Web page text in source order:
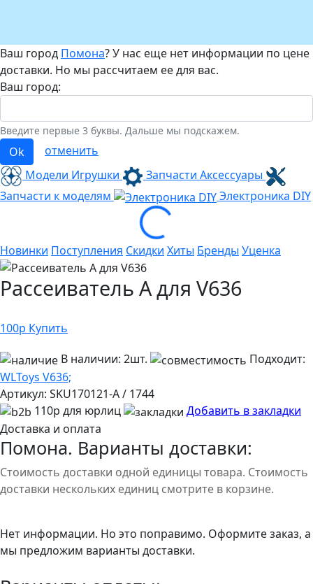
Ваш город Помона? У нас еще нет информации по цене
доставки. Но мы рассчитаем ее для вас.
Ваш город:
Введите первые 3 буквы. Дальше мы подскажем.
Ok
отменить
Модели Игрушки
Запчасти Аксессуары
Запчасти к моделям
Электроника DIY
Loading...
Новинки Поступления Скидки Хиты Бренды Уценка
Рассеиватель А для V636
100р Купить
В наличии: 2шт.
Подходит:
WLToys V636;
Артикул: SKU170121-A / 1744
110р для юрлиц
Добавить в закладки
Доставка и оплата
Помона. Варианты доставки:
Стоимость доставки одной единицы товара. Стоимость
доставки нескольких единиц смотрите в корзине.
Нет информации. Но это поправимо. Оформите заказ, а
мы предложим варианты доставки.